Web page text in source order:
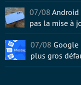
07/08 Android
pas la mise à
07/08 Google
plus gros